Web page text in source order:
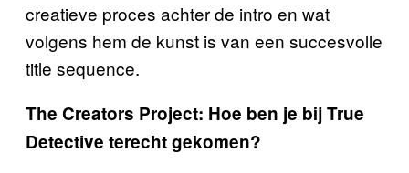
creatieve proces achter de intro en wat
volgens hem de kunst is van een succesvolle
title sequence.
The Creators Project: Hoe ben je bij True
Detective terecht gekomen?